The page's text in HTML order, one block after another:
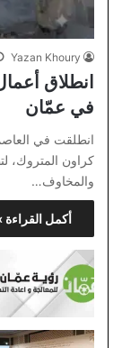
Yazan Khoury
انطلاق
في عمّان
انطلقت في
كراون المتروك،
والمخاوف…
أكمل القراءة